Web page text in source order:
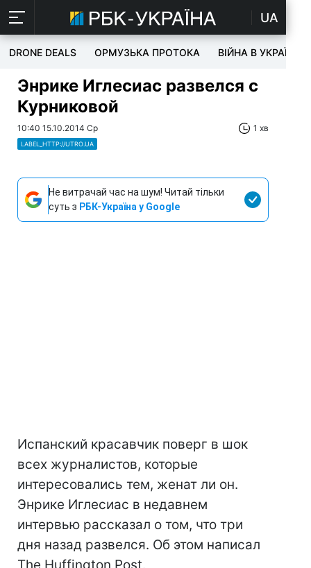
UA
DRONE DEALS ОРМУЗЬКА ПРОТОКА ВІЙНА В УКРАЇНІ
Энрике Иглесиас развелся с
Курниковой
10:40 15.10.2014 Ср 1 хв
LABEL_HTTP://UTRO.UA
Не витрачай час на шум! Читай тільки
суть з РБК-Україна у Google
Испанский красавчик поверг в шок
всех журналистов, которые
интересовались тем, женат ли он.
Энрике Иглесиас в недавнем
интервью рассказал о том, что три
дня назад развелся. Об этом написал